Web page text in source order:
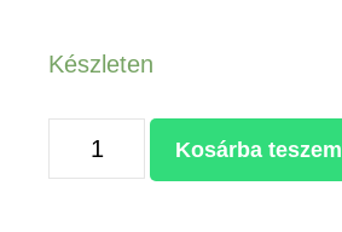
Készleten
LADY-
FIT
Kosárba teszem